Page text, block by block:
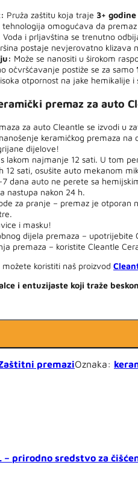
Pruža zaštitu koja traje 3+ godine
tehnologija omogućava da
Voda i prljavština se trenutno
postaje nevjerovatno klizava
Može se nanositi u širokom
očvršćavanje postiže se za samo
otpornost na jake hemikalije
premaz za auto
za auto Cleantle se izvodi u
keramičkog premaza
dijelove!
lakom najmanje 12 sati. U tom
12 sati, osušite auto mekanom
dana auto ne perete sa
nastupa nakon 24 h.
za pranje – premaz je otporan
i masku!
dijela premaza –
premaza – koristite Cleantle
koristiti naš proizvod
i entuzijaste koji traže
premaziOznaka:
– prirodno sredstvo za